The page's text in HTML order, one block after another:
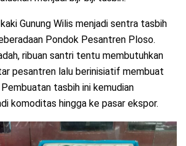
Gunung Wilis menjadi sentra tasbih
Pondok Pesantren Ploso.
ribuan santri tentu membutuhkan
pesantren lalu berinisiatif membuat
tasbih ini kemudian
komoditas hingga ke pasar ekspor.